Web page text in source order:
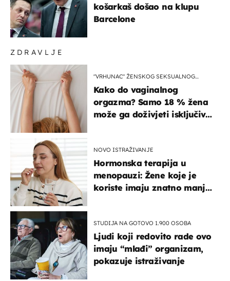
ZDRAVLJE
"VRHUNAC" ŽENSKOG SEKSUALNOG
Kako do vaginalnog
orgazma? Samo 18 % žena
može ga doživjeti isključivo
NOVO ISTRAŽIVANJE
Hormonska terapija u
menopauzi: Žene koje je
koriste imaju znatno manji
STUDIJA NA GOTOVO 1.900 OSOBA
Ljudi koji redovito rade ovo
imaju “mlađi” organizam,
pokazuje istraživanje
košarkaš došao na klupu
Barcelone